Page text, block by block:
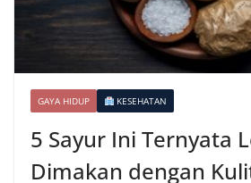
GAYA HIDUP KESEHATAN
5 Sayur Ini Ternyata
Dimakan dengan